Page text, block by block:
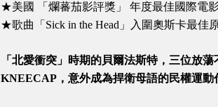
★美國 「爛蕃茄影評獎」 年度最佳國際電
★歌曲「Sick in the Head」入圍奧斯卡最佳
「北愛衝突」時期的貝爾法斯特，三位放
KNEECAP，意外成為捍衛母語的民權運動